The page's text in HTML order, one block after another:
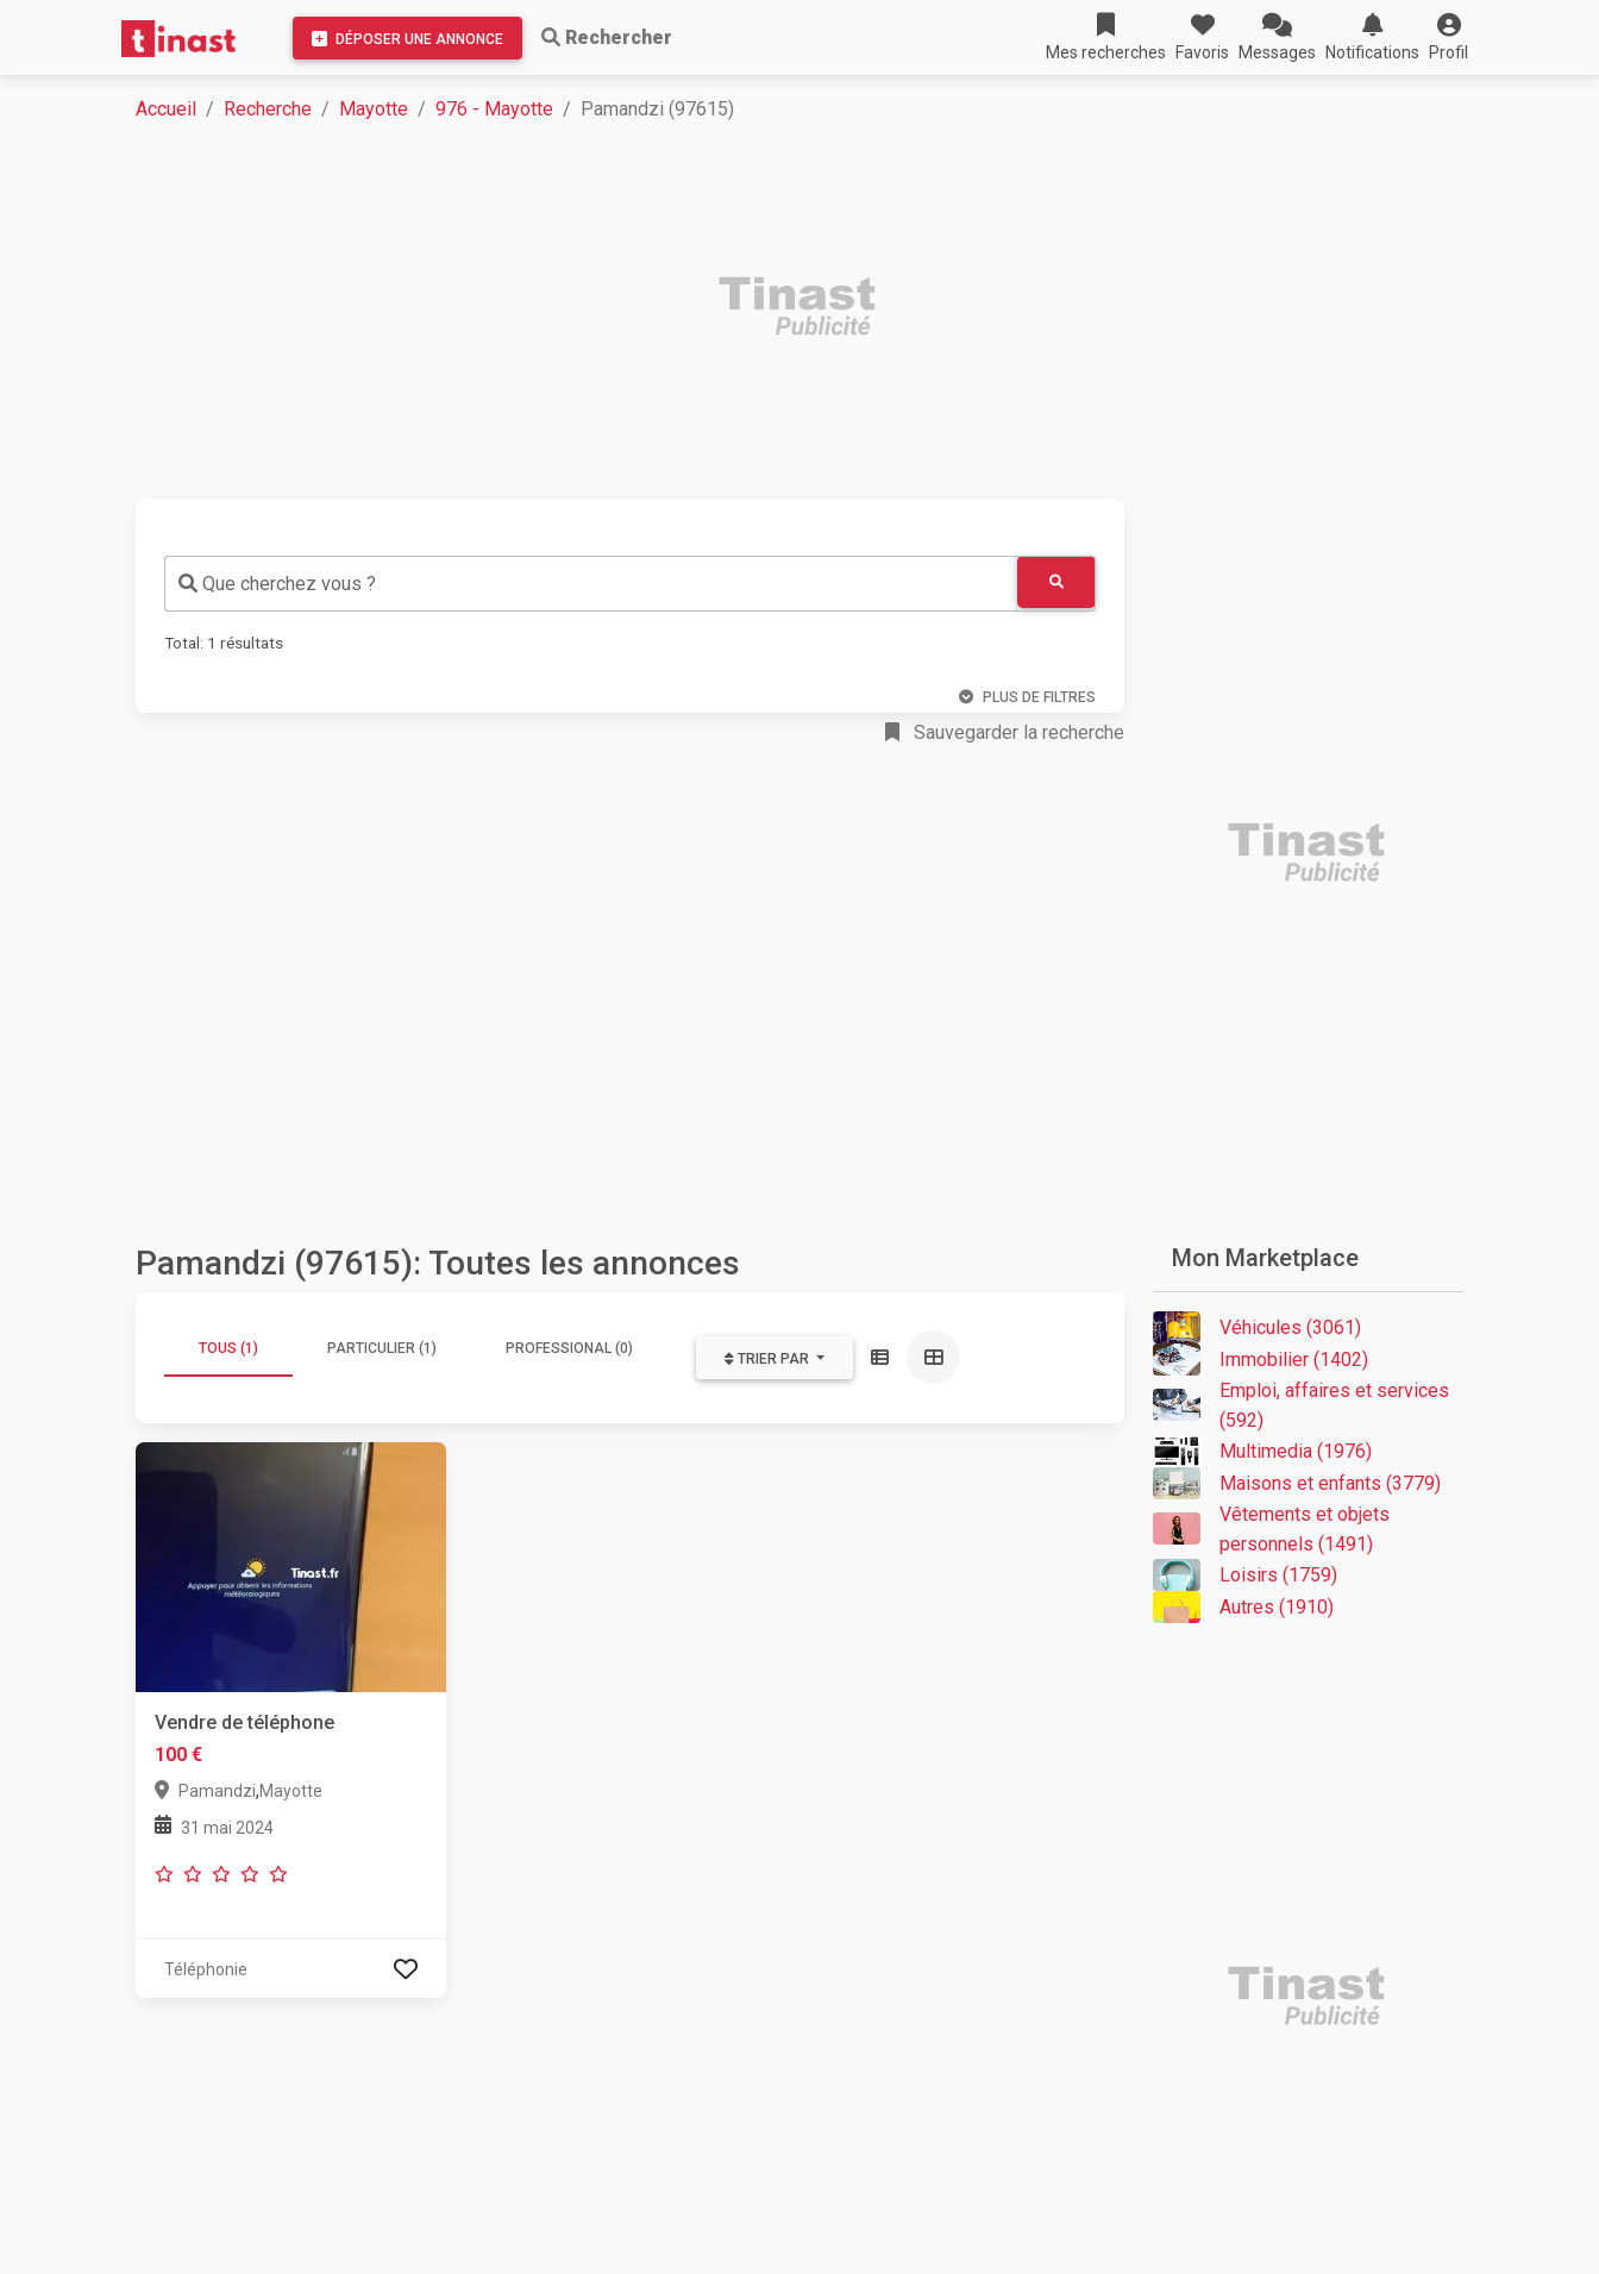
DÉPOSER UNE ANNONCE Rechercher
Mes recherches Favoris Messages Notifications Profil
Accueil Recherche Mayotte 976 - Mayotte Pamandzi (97615)
Que cherchez vous ?
Total: 1 résultats
PLUS DE FILTRES
Sauvegarder la recherche
Pamandzi (97615): Toutes les annonces
TOUS (1) PARTICULIER (1) PROFESSIONAL (0)
TRIER PAR
Vendre de téléphone
100 €
Pamandzi,Mayotte
31 mai 2024
Téléphonie
Mon Marketplace
Véhicules (3061)
Immobilier (1402)
Emploi, affaires et services
(592)
Multimedia (1976)
Maisons et enfants (3779)
Vêtements et objets
personnels (1491)
Loisirs (1759)
Autres (1910)